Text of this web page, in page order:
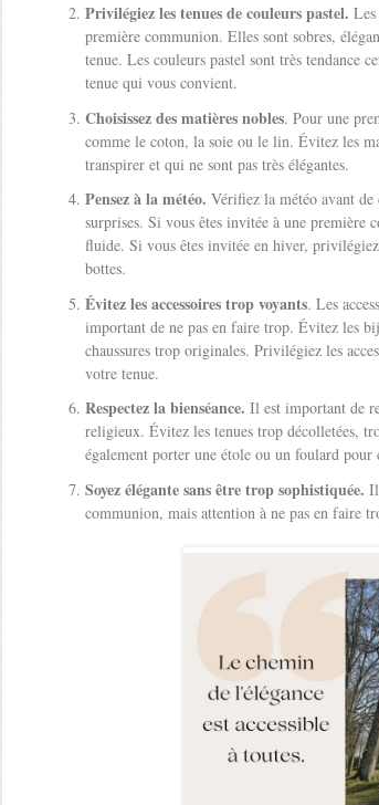
Privilégiez les tenues de couleurs pastel.
première communion. Elles sont sobres,
tenue. Les couleurs pastel sont très tendance
tenue qui vous convient.
Choisissez des matières nobles. Pour une
comme le coton, la soie ou le lin. Évitez les
transpirer et qui ne sont pas très élégantes.
Pensez à la météo. Vérifiez la météo avant
surprises. Si vous êtes invitée à une première
fluide. Si vous êtes invitée en hiver,
bottes.
Évitez les accessoires trop voyants. Les
important de ne pas en faire trop. Évitez les
chaussures trop originales. Privilégiez les
votre tenue.
Respectez la bienséance. Il est important de
religieux. Évitez les tenues trop décolletées,
également porter une étole ou un foulard pour
Soyez élégante sans être trop sophistiquée.
communion, mais attention à ne pas en faire